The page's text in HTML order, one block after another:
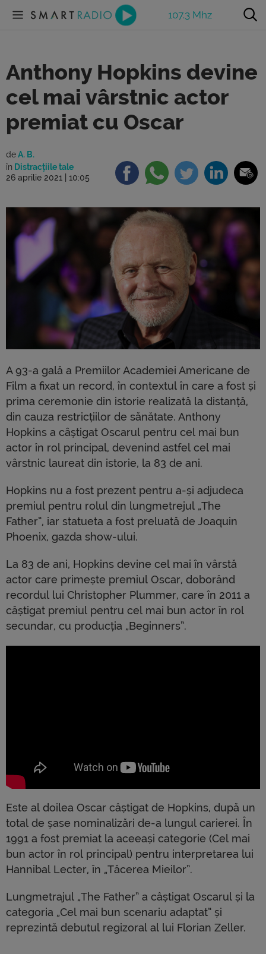
107.3 Mhz
Anthony Hopkins devine
cel mai vârstnic actor
premiat cu Oscar
deA. B.
în Distracțiile tale
26 aprilie 2021 | 10:05
A 93-a gală a Premiilor Academiei Americane de
Film a fixat un record, în contextul în care a fost și
prima ceremonie din istorie realizată la distanță,
din cauza restricțiilor de sănătate. Anthony
Hopkins a câștigat Oscarul pentru cel mai bun
actor în rol principal, devenind astfel cel mai
vârstnic laureat din istorie, la 83 de ani.
Hopkins nu a fost prezent pentru a-și adjudeca
premiul pentru rolul din lungmetrejul „The
Father”, iar statueta a fost preluată de Joaquin
Phoenix, gazda show-ului.
La 83 de ani, Hopkins devine cel mai în vârstă
actor care primește premiul Oscar, doborând
recordul lui Christopher Plummer, care în 2011 a
câștigat premiul pentru cel mai bun actor în rol
secundar, cu producția „Beginners”.
Este al doilea Oscar câștigat de Hopkins, după un
total de șase nominalizări de-a lungul carierei. În
1991 a fost premiat la aceeași categorie (Cel mai
bun actor în rol principal) pentru interpretarea lui
Hannibal Lecter, în „Tăcerea Mieilor”.
Lungmetrajul „The Father” a câștigat Oscarul și la
categoria „Cel mai bun scenariu adaptat” și
reprezintă debutul regizoral al lui Florian Zeller.